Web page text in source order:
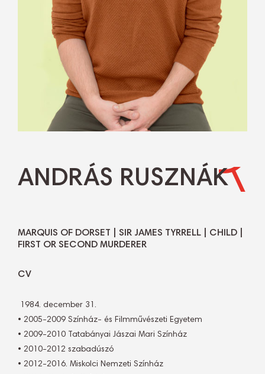
ANDRÁS RUSZNÁK
MARQUIS OF DORSET | SIR JAMES TYRRELL | CHILD |
FIRST OR SECOND MURDERER
CV
1984. december 31.
• 2005-2009 Színház- és Filmművészeti Egyetem
• 2009-2010 Tatabányai Jászai Mari Színház
• 2010-2012 szabadúszó
• 2012-2016. Miskolci Nemzeti Színház